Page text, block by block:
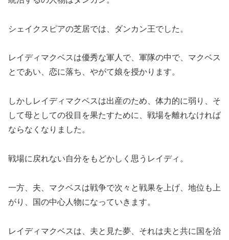
シェイクスピアの芝居では、ダンカン王でした。
レイディマクベスは優秀な軍人で、軍隊の中で、マクベス
とであい、恋に落ち、やがて娘を授かります。
しかしレイディマクベスは出産のため、体力的に弱り、そ
して母としての役目を果たすために、戦場を離れなければ
ならなくなりました。
戦場に戻れない自分をもどかしく思うレイディ。
一方、夫、マクベスは戦争で次々と戦果を上げ、地位も上
がり、国の中心人物になっていきます。
レイディマクベスは、夫と見た夢、それは夫と共に国を治